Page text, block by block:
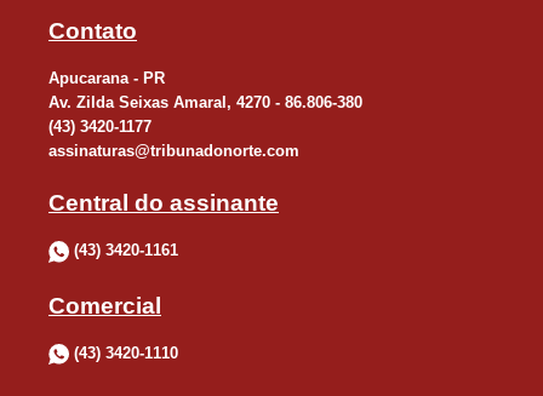
Contato
Apucarana - PR
Av. Zilda Seixas Amaral, 4270 - 86.806-380
(43) 3420-1177
assinaturas@tribunadonorte.com
Central do assinante
(43) 3420-1161
Comercial
(43) 3420-1110